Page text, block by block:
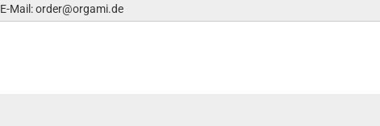
E-Mail: order@orgami.de